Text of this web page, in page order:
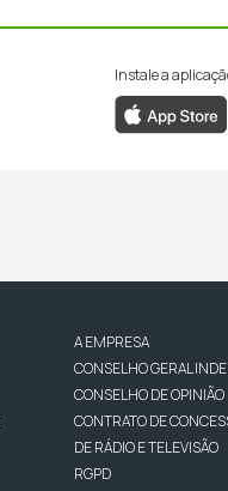
Instale a
A EMPRESA
CONSELHO GERAL
CONSELHO DE OPINIÃO
CONTRATO DE
DE RÁDIO E TELEVISÃO
RGPD